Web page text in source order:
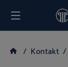
Kontakt